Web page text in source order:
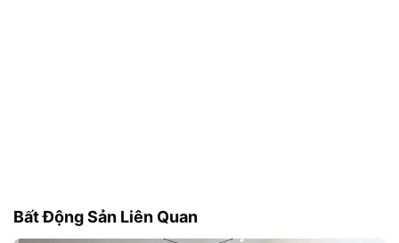
Bất Động Sản Liên Quan